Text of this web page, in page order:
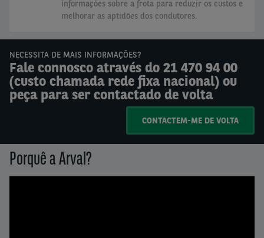
informações sobre a frota para reduzir os custos e
melhorar as aptidões dos condutores.
NECESSITA DE MAIS INFORMAÇÕES?
Fale connosco através do 21 470 94 00
(custo chamada rede fixa nacional) ou
peça para ser contactado de volta
CONTACTEM-ME DE VOLTA
Porquê a Arval?